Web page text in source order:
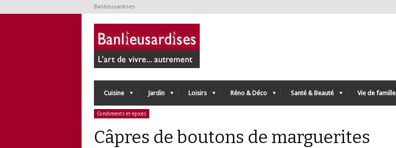
Banlieusardises
Cuisine Jardin Loisirs Réno & Déco Santé & Beauté Vie de famille
Condiments et épices
Câpres de boutons de marguerites